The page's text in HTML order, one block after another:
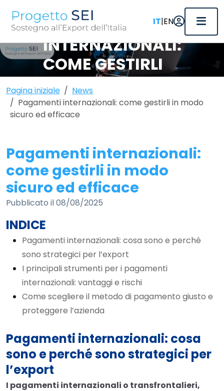
IT|EN
PAGAMENTI
INTERNAZIONALI:
COME GESTIRLI
IN MODO SICURO
ED EFFICACE
Pagina iniziale
News
Pagamenti internazionali: come gestirli in modo
sicuro ed efficace
Pagamenti internazionali:
come gestirli in modo
sicuro ed efficace
Pubblicato il 08/08/2025
INDICE
Pagamenti internazionali: cosa sono e perché
sono strategici per l’export
I principali strumenti per i pagamenti
internazionali: vantaggi e rischi
Come scegliere il metodo di pagamento giusto e
proteggere l’azienda
Pagamenti internazionali: cosa
sono e perché sono strategici per
l’export
I pagamenti internazionali o transfrontalieri,